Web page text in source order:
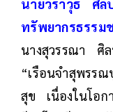
นายวราวุธ ศิล
ทรัพยากรธรรม
นางสุวรรณา ศิ
“เรือนจำสุพรร
สุข เนื่องในโอก